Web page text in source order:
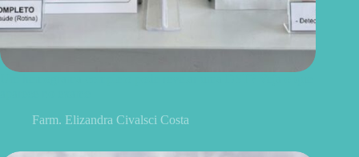
Farm. Elizandra Civalsci Costa